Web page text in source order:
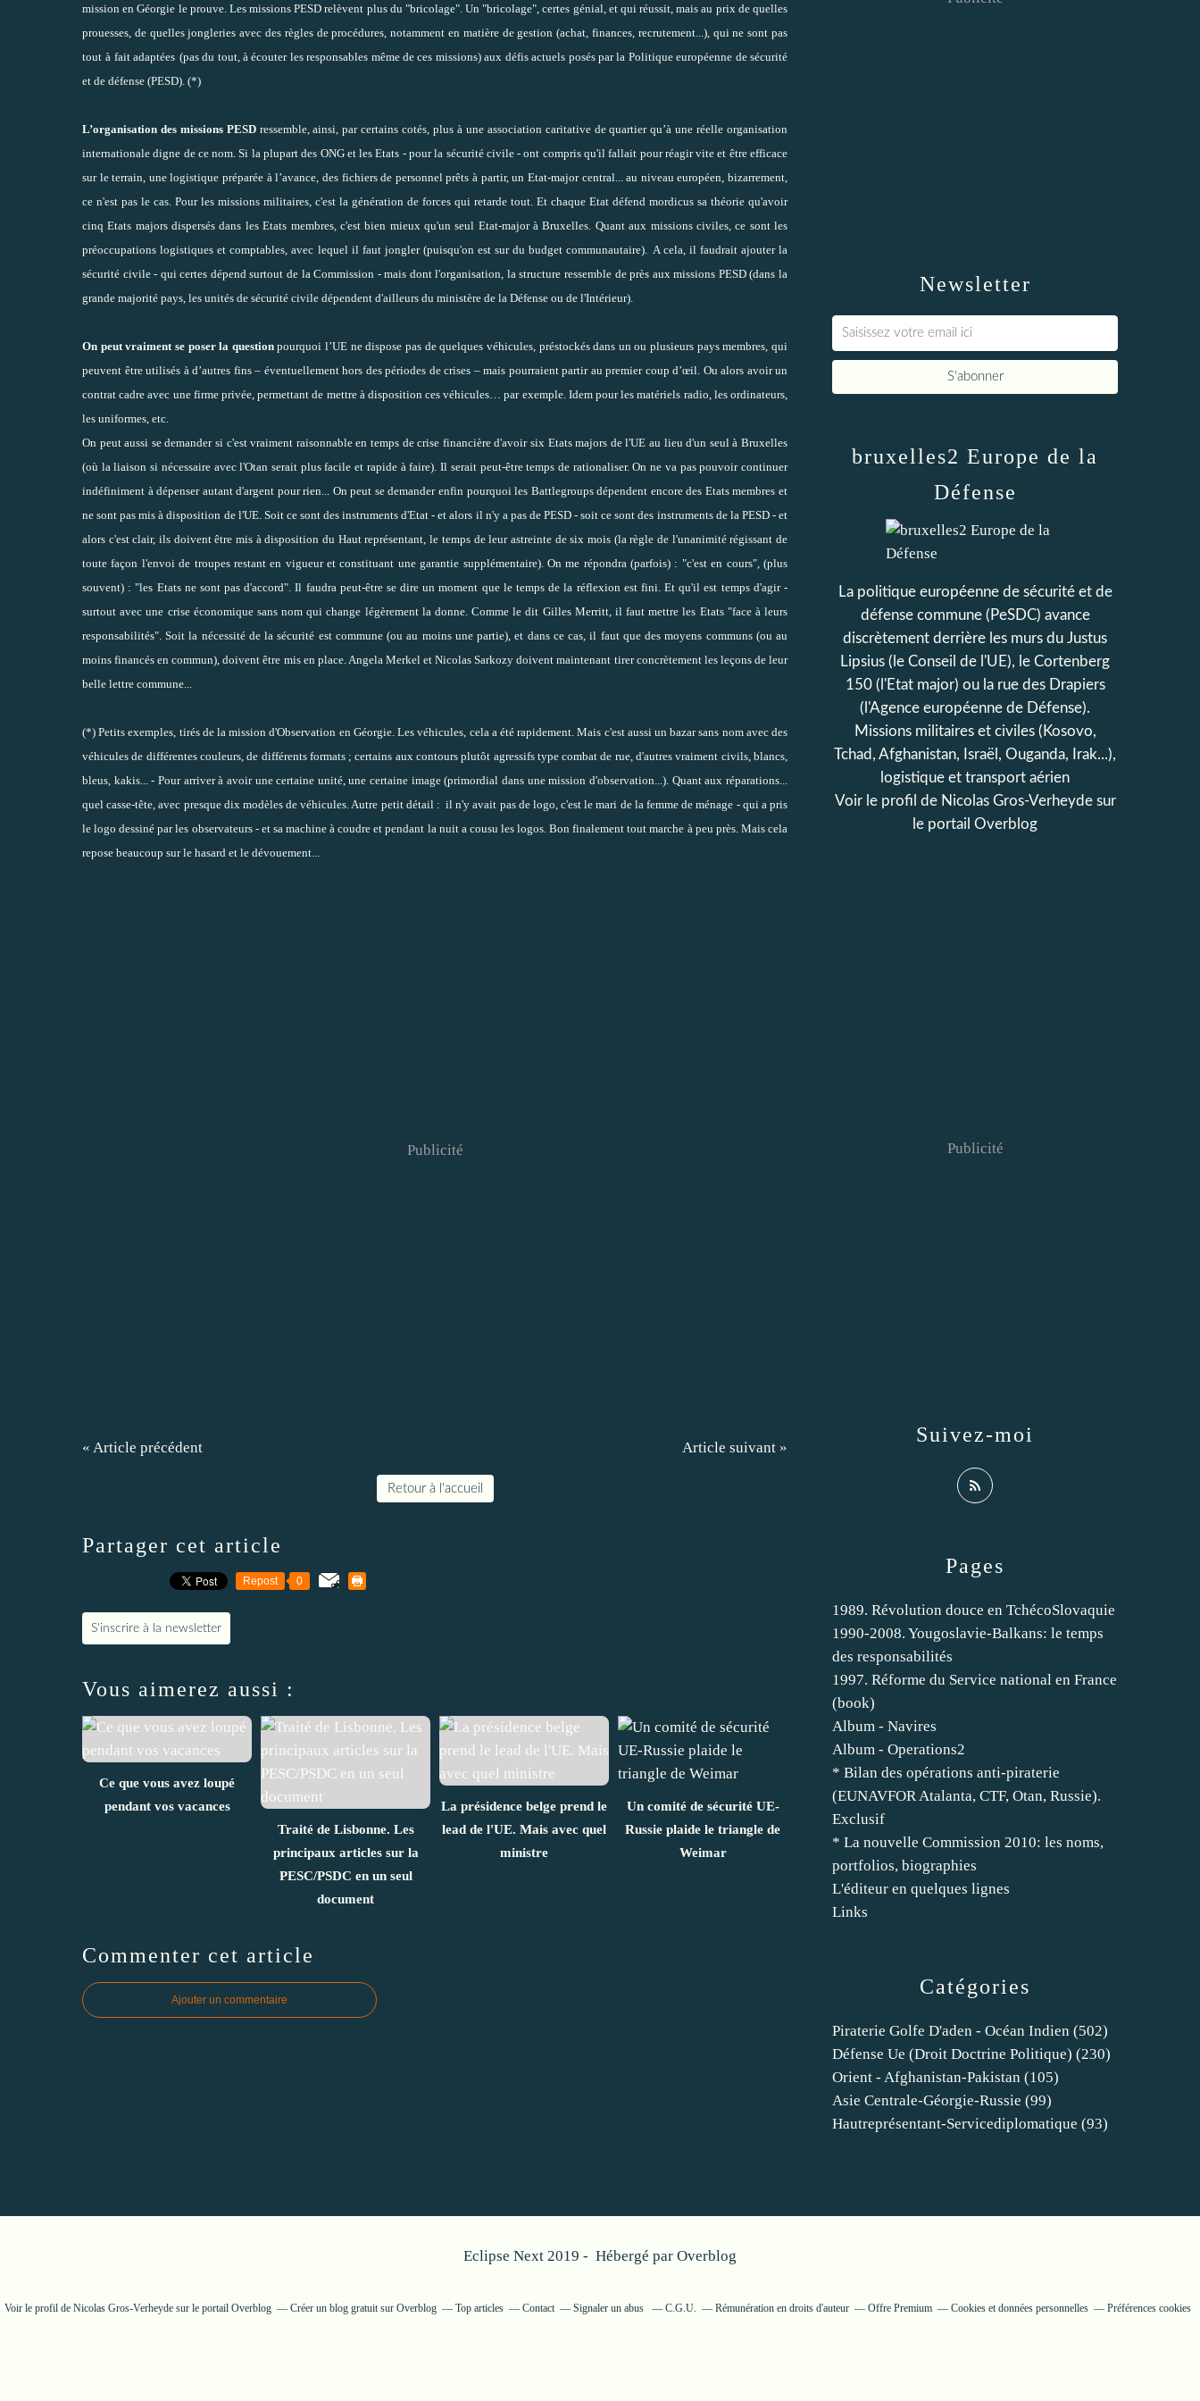
mission en Géorgie le prouve. Les missions PESD relèvent plus du "bricolage". Un "bricolage", certes génial, et qui réussit, mais au prix de quelles
prouesses, de quelles jongleries avec des règles de procédures, notamment en matière de gestion (achat, finances, recrutement...), qui ne sont pas
tout à fait adaptées (pas du tout, à écouter les responsables même de ces missions) aux défis actuels posés par la Politique européenne de sécurité
et de défense (PESD). (*)
L’organisation des missions PESDressemble, ainsi, par certains cotés, plus à une association caritative de quartier qu’à une réelle organisation
internationale digne de ce nom. Si la plupart des ONG et les Etats - pour la sécurité civile - ont compris qu'il fallait pour réagir vite et être efficace
sur le terrain, une logistique préparée à l’avance, des fichiers de personnel prêts à partir, un Etat-major central... au niveau européen, bizarrement,
ce n'est pas le cas. Pour les missions militaires, c'est la génération de forces qui retarde tout. Et chaque Etat défend mordicus sa théorie qu'avoir
cinq Etats majors dispersés dans les Etats membres, c'est bien mieux qu'un seul Etat-major à Bruxelles. Quant aux missions civiles, ce sont les
préoccupations logistiques et comptables, avec lequel il faut jongler (puisqu'on est sur du budget communautaire).
A cela, il faudrait ajouter la
sécurité civile - qui certes dépend surtout de la Commission - mais dont l'organisation, la structure ressemble de près aux missions PESD (dans la
grande majorité pays, les unités de sécurité civile dépendent d'ailleurs du ministère de la Défense ou de l'Intérieur).
On peut vraiment se poser la questionpourquoi l’UE ne dispose pas de quelques véhicules, préstockés dans un ou plusieurs pays membres, qui
peuvent être utilisés à d’autres fins – éventuellement hors des périodes de crises – mais pourraient partir au premier coup d’œil. Ou alors avoir un
contrat cadre avec une firme privée, permettant de mettre à disposition ces véhicules… par exemple. Idem pour les matériels radio, les ordinateurs,
les uniformes, etc.
On peut aussi se demander si c'est vraiment raisonnable en temps de crise financière d'avoir six Etats majors de l'UE au lieu d'un seul à Bruxelles
(où la liaison si nécessaire avec l'Otan serait plus facile et rapide à faire). Il serait peut-être temps de rationaliser. On ne va pas pouvoir continuer
indéfiniment à dépenser autant d'argent pour rien... On peut se demander enfin pourquoi les Battlegroups dépendent encore des Etats membres et
ne sont pas mis à disposition de l'UE. Soit ce sont des instruments d'Etat - et alors il n'y a pas de PESD - soit ce sont des instruments de la PESD - et
alors c'est clair, ils doivent être mis à disposition du Haut représentant, le temps de leur astreinte de six mois (la règle de l'unanimité régissant de
toute façon l'envoi de troupes restant en vigueur et constituant une garantie supplémentaire). On me répondra (parfois) : "c'est en cours", (plus
souvent) : "les Etats ne sont pas d'accord". Il faudra peut-être se dire un moment que le temps de la réflexion est fini. Et qu'il est temps d'agir -
surtout avec une crise économique sans nom qui change légèrement la donne. Comme le dit Gilles Merritt, il faut mettre les Etats "face à leurs
responsabilités". Soit la nécessité de la sécurité est commune (ou au moins une partie), et dans ce cas, il faut que des moyens communs (ou au
moins financés en commun), doivent être mis en place. Angela Merkel et Nicolas Sarkozy doivent maintenant tirer concrètement les leçons de leur
belle lettre commune
(*) Petits exemples, tirés de la mission d'Observation en Géorgie. Les véhicules, cela a été rapidement. Mais c'est aussi un bazar sans nom avec des
véhicules de différentes couleurs, de différents formats ; certains aux contours plutôt agressifs type combat de rue, d'autres vraiment civils, blancs,
bleus, kakis... - Pour arriver à avoir une certaine unité, une certaine image (primordial dans une mission d'observation...). Quant aux réparations...
quel casse-tête, avec presque dix modèles de véhicules. Autre petit détail : il n'y avait pas de logo, c'est le mari de la femme de ménage - qui a pris
le logo dessiné par les observateurs - et sa machine à coudre et pendant la nuit a cousu les logos. Bon finalement tout marche à peu près. Mais cela
repose beaucoup sur le hasard et le dévouement...
Publicité
« Article précédent Article suivant »
Retour à l'accueil
Partager cet article
Repost 0
S'inscrire à la newsletter
Vous aimerez aussi :
Ce que vous avez loupé
pendant vos vacances
Traité de Lisbonne. Les
principaux articles sur la
PESC/PSDC en un seul
document
La présidence belge prend le
lead de l'UE. Mais avec quel
ministre
Un comité de sécurité UE-
Russie plaide le triangle de
Weimar
Commenter cet article
Ajouter un commentaire
Newsletter
Catégories
Piraterie Golfe D'aden - Océan Indien (502)
Défense Ue (droit Doctrine Politique) (230)
Orient - Afghanistan-Pakistan (105)
Asie Centrale-Géorgie-Russie (99)
Hautreprésentant-Servicediplomatique (93)
Pages
1989. Révolution douce en TchécoSlovaquie
1990-2008. Yougoslavie-Balkans: le temps
des responsabilités
1997. Réforme du Service national en France
(book)
Album - Navires
Album - Operations2
* Bilan des opérations anti-piraterie
(EUNAVFOR Atalanta, CTF, Otan, Russie).
Exclusif
* La nouvelle Commission 2010: les noms,
portfolios, biographies
L'éditeur en quelques lignes
Links
bruxelles2 Europe de la
Défense
La politique européenne de sécurité et de
défense commune (PeSDC) avance
discrètement derrière les murs du Justus
Lipsius (le Conseil de l'UE), le Cortenberg
150 (l'Etat major) ou la rue des Drapiers
(l'Agence européenne de Défense).
Missions militaires et civiles (Kosovo,
Tchad, Afghanistan, Israël, Ouganda, Irak...),
logistique et transport aérien
Voir le profil de Nicolas Gros-Verheydesur
le portail Overblog
Suivez-moi
Publicité
Eclipse Next 2019 - Hébergé par Overblog
Voir le profil de Nicolas Gros-Verheydesur le portail Overblog Créer un blog gratuit sur Overblog Top articles Contact Signaler un abus C.G.U. Rémunération en droits d'auteur Offre Premium Cookies et données personnelles Préférences cookies